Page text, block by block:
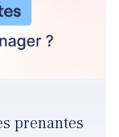
prenantes